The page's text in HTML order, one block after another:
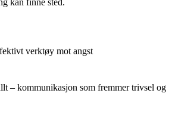
verktøy mot angst
– kommunikasjon som fremmer trivsel og